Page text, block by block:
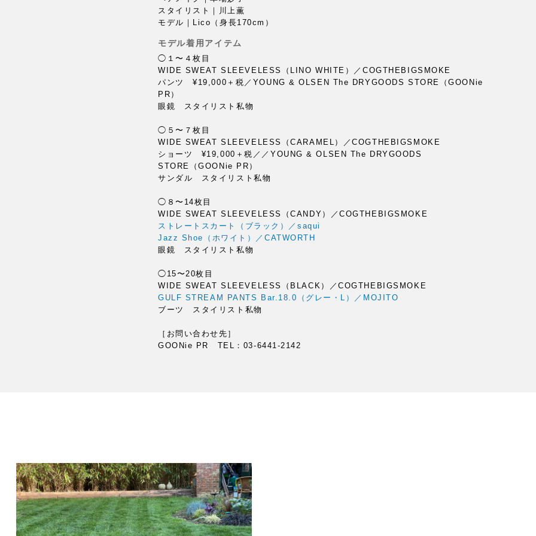
スタイリスト｜川上薫
モデル｜Lico（身長170cm）
モデル着用アイテム
◯１〜４枚目
WIDE SWEAT SLEEVELESS（LINO WHITE）／COGTHEBIGSMOKE
パンツ ¥19,000＋税／YOUNG & OLSEN The DRYGOODS STORE（GOONie
PR）
眼鏡 スタイリスト私物
◯５〜７枚目
WIDE SWEAT SLEEVELESS（CARAMEL）／COGTHEBIGSMOKE
ショーツ ¥19,000＋税／／YOUNG & OLSEN The DRYGOODS
STORE（GOONie PR）
サンダル スタイリスト私物
◯８〜14枚目
WIDE SWEAT SLEEVELESS（CANDY）／COGTHEBIGSMOKE
ストレートスカート（ブラック）／saqui
Jazz Shoe（ホワイト）／CATWORTH
眼鏡 スタイリスト私物
◯15〜20枚目
WIDE SWEAT SLEEVELESS（BLACK）／COGTHEBIGSMOKE
GULF STREAM PANTS Bar.18.0（グレー・L）／MOJITO
ブーツ スタイリスト私物
［お問い合わせ先］
GOONie PR TEL：03-6441-2142